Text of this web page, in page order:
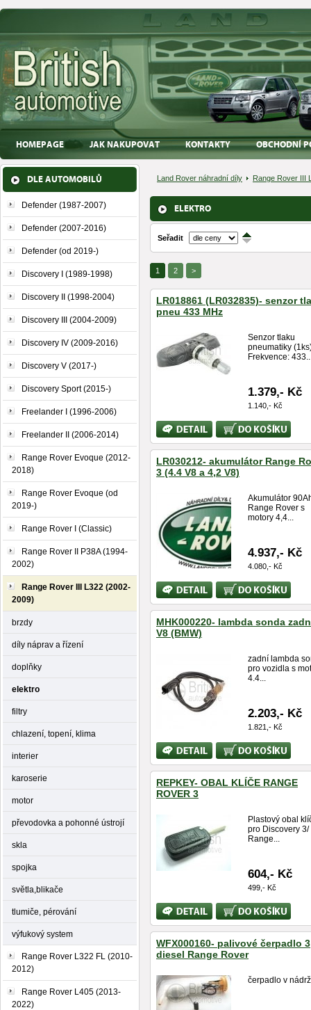
HOMEPAGE JAK NAKUPOVAT KONTAKTY OBCHODNÍ
DLE AUTOMOBILŮ
Defender (1987-2007)
Defender (2007-2016)
Defender (od 2019-)
Discovery I (1989-1998)
Discovery II (1998-2004)
Discovery III (2004-2009)
Discovery IV (2009-2016)
Discovery V (2017-)
Discovery Sport (2015-)
Freelander I (1996-2006)
Freelander II (2006-2014)
Range Rover Evoque (2012-
2018)
Range Rover Evoque (od
2019-)
Range Rover I (Classic)
Range Rover II P38A (1994-
2002)
Range Rover III L322 (2002-
2009)
brzdy
díly náprav a řízení
doplňky
elektro
filtry
chlazení, topení, klima
interier
karoserie
motor
převodovka a pohonné ústrojí
skla
spojka
světla,blikače
tlumiče, pérování
výfukový system
Range Rover L322 FL (2010-
2012)
Range Rover L405 (2013-
2022)
Land Rover náhradní díly Range Rover III
ELEKTRO
Seřadit ↑
↓
1 2 >
LR018861 (LR032835)- senzor
pneu 433 MHz
Senzor tlaku
pneumatiky
Frekvence:
1.379,- Kč
1.140,- Kč
Bližší
informace
Koupit
LR030212- akumulátor Range
3 (4.4 V8 a 4,2 V8)
Akumulátor
Range Rover s
motory 4,4...
4.937,- Kč
4.080,- Kč
Bližší
informace
Koupit
MHK000220- lambda sonda
V8 (BMW)
zadní lambda
pro vozidla s
4.4...
2.203,- Kč
1.821,- Kč
Bližší
informace
Koupit
REPKEY- OBAL KLÍČE RANGE
ROVER 3
Plastový obal
pro Discovery 3/
Range...
604,- Kč
499,- Kč
Bližší
informace
Koupit
WFX000160- palivové čerpadlo
diesel Range Rover
čerpadlo v